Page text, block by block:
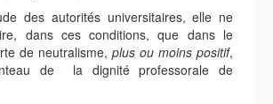
des autorités universitaires, elle ne
dans ces conditions, que dans le
de neutralisme, plus ou moins positif,
de la dignité professorale de